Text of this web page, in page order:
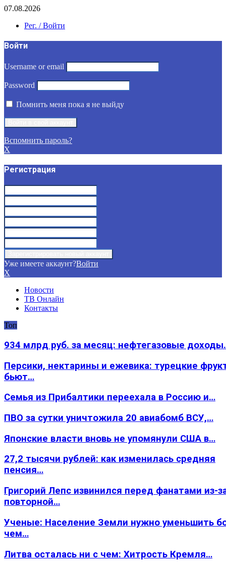
07.08.2026
Рег. / Войти
Войти
Username or email
Password
Помнить меня пока я не выйду
Вспомнить пароль?
X
Регистрация
Уже имеете аккаунт?Войти
X
Новости
ТВ Онлайн
Контакты
Топ
934 млрд руб. за месяц: нефтегазовые
Персики, нектарины и ежевика: турецкие
бьют…
Семья из Прибалтики переехала в Россию и…
ПВО за сутки уничтожила 20 авиабомб ВСУ,…
Японские власти вновь не упомянули США в…
27,2 тысячи рублей: как изменилась средняя
пенсия…
Григорий Лепс извинился перед фанатами из-
повторной…
Ученые: Население Земли нужно уменьшить
чем…
Литва осталась ни с чем: Хитрость Кремля…